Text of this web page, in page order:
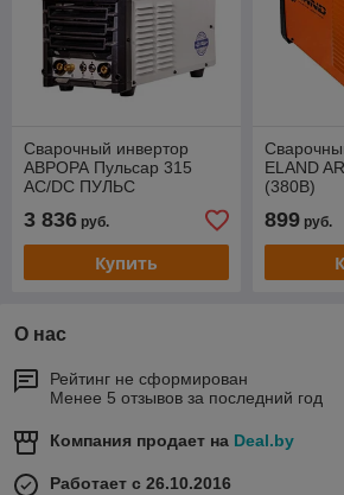
Сварочный инвертор
АВРОРА Пульсар 315
AC/DC ПУЛЬС
3 836 руб.
Купить
ELAND
(380В)
899руб.
О нас
Рейтинг не сформирован
Менее 5 отзывов за последний год
Компания продает на Deal.by
Работает с 26.10.2016